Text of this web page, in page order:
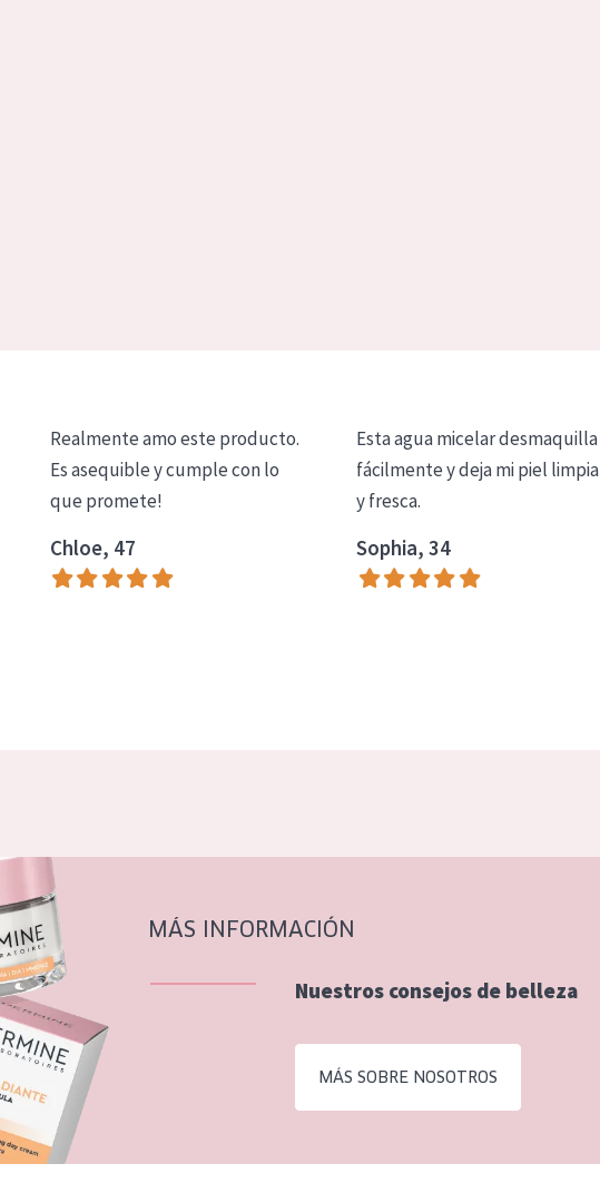
Realmente amo este producto.
Es asequible y cumple con lo
que promete!
Chloe, 47
Esta agua micelar desmaquilla
fácilmente y deja mi piel limpia
y fresca.
Sophia, 34
MÁS INFORMACIÓN
Nuestros consejos de belleza
MÁS SOBRE NOSOTROS